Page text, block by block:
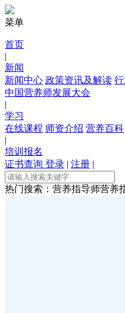
菜单
首页
|
新闻
新闻中心 政策资讯及解读
中国营养师发展大会
|
学习
在线课程 师资介绍 营养百科
|
培训报名
证书查询 登录 | 注册 |
热门搜索： 营养指导师营养